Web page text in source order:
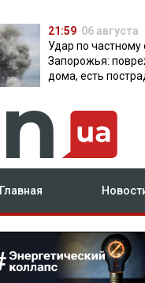
21:59 06 августа
Удар по частному
Запорожья:
дома, есть
Главная